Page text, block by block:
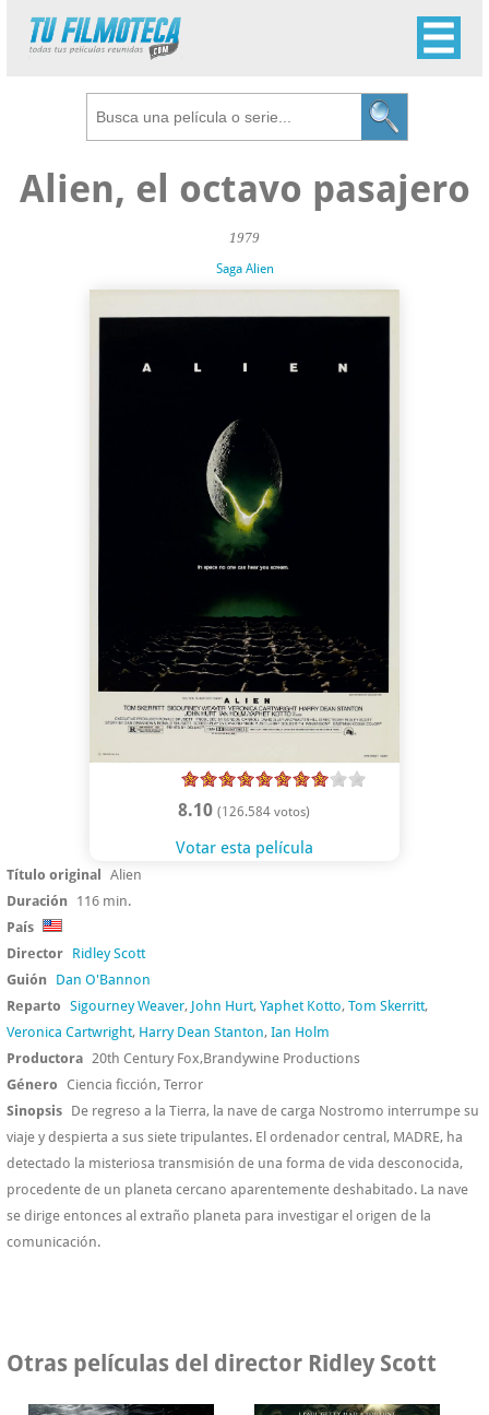
Alien, el octavo pasajero
1979
Saga Alien
8.10(126.584 votos)
Votar esta película
Título original
Alien
Duración 116 min.
País
Director Ridley Scott
Guión Dan O'Bannon
Reparto Sigourney Weaver, John Hurt, Yaphet Kotto, Tom Skerritt,
Veronica Cartwright, Harry Dean Stanton, Ian Holm
Productora 20th Century Fox,Brandywine Productions
Género Ciencia ficción, Terror
Sinopsis De regreso a la Tierra, la nave de carga Nostromo interrumpe su
viaje y despierta a sus siete tripulantes. El ordenador central, MADRE, ha
detectado la misteriosa transmisión de una forma de vida desconocida,
procedente de un planeta cercano aparentemente deshabitado. La nave
se dirige entonces al extraño planeta para investigar el origen de la
comunicación.
Otras películas del director Ridley Scott